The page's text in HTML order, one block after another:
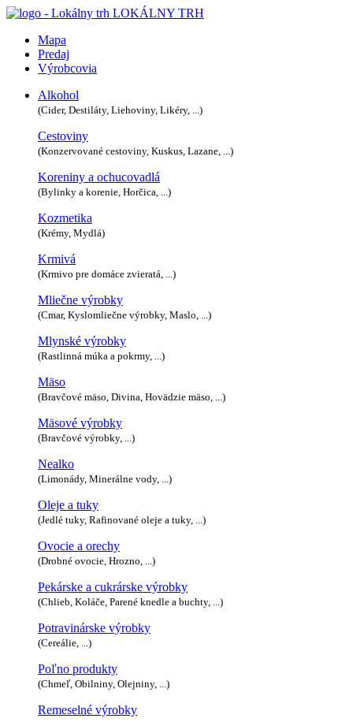
LOKÁLNY TRH
Mapa
Predaj
Výrobcovia
Alkohol
(Cider, Destiláty, Liehoviny, Likéry, ...)
Cestoviny
(Konzervované cestoviny, Kuskus, Lazane, ...)
Koreniny a ochucovadlá
(Bylinky a korenie, Horčica, ...)
Kozmetika
(Krémy, Mydlá)
Krmivá
(Krmivo pre domáce zvieratá, ...)
Mliečne výrobky
(Cmar, Kyslomliečne výrobky, Maslo, ...)
Mlynské výrobky
(Rastlinná múka a pokrmy, ...)
Mäso
(Bravčové mäso, Divina, Hovädzie mäso, ...)
Mäsové výrobky
(Bravčové výrobky, ...)
Nealko
(Limonády, Minerálne vody, ...)
Oleje a tuky
(Jedlé tuky, Rafinované oleje a tuky, ...)
Ovocie a orechy
(Drobné ovocie, Hrozno, ...)
Pekárske a cukrárske výrobky
(Chlieb, Koláče, Parené knedle a buchty, ...)
Potravinárske výrobky
(Cereálie, ...)
Poľno produkty
(Chmeľ, Obilniny, Olejniny, ...)
Remeselné výrobky